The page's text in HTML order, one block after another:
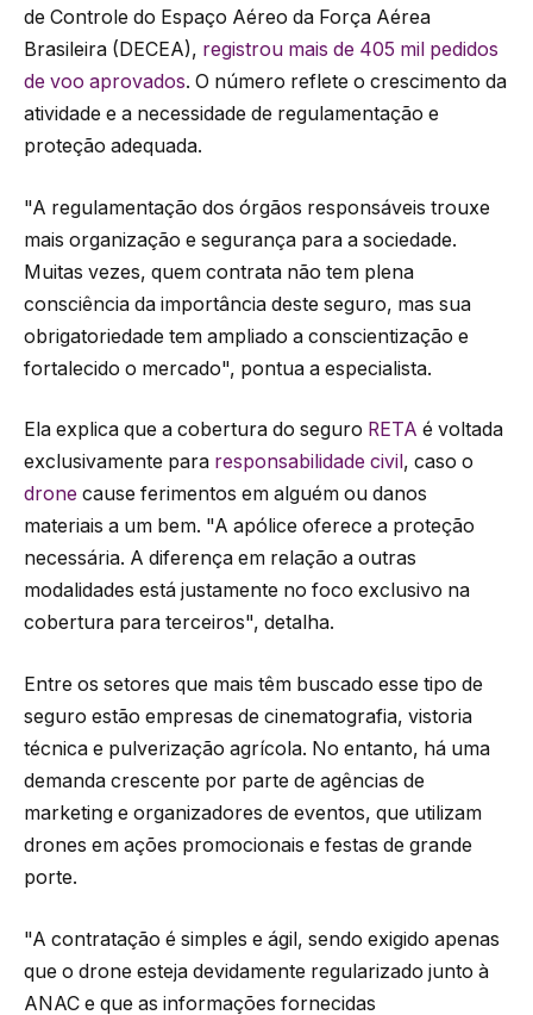
de Controle do Espaço Aéreo da Força Aérea
Brasileira (DECEA), registrou mais de 405 mil pedidos
de voo aprovados. O número reflete o crescimento da
atividade e a necessidade de regulamentação e
proteção adequada.
"A regulamentação dos órgãos responsáveis trouxe
mais organização e segurança para a sociedade.
Muitas vezes, quem contrata não tem plena
consciência da importância deste seguro, mas sua
obrigatoriedade tem ampliado a conscientização e
fortalecido o mercado", pontua a especialista.
Ela explica que a cobertura do seguro RETA é voltada
exclusivamente para responsabilidade civil , caso o
drone cause ferimentos em alguém ou danos
materiais a um bem. "A apólice oferece a proteção
necessária. A diferença em relação a outras
modalidades está justamente no foco exclusivo na
cobertura para terceiros", detalha.
Entre os setores que mais têm buscado esse tipo de
seguro estão empresas de cinematografia, vistoria
técnica e pulverização agrícola. No entanto, há uma
demanda crescente por parte de agências de
marketing e organizadores de eventos, que utilizam
drones em ações promocionais e festas de grande
porte.
"A contratação é simples e ágil, sendo exigido apenas
que o drone esteja devidamente regularizado junto à
ANAC e que as informações fornecidas